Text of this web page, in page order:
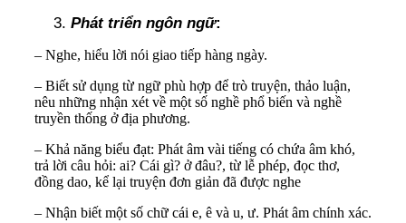
Phát triển ngôn ngữ:
– Nghe, hiểu lời nói giao tiếp hàng ngày.
– Biết sử dụng từ ngữ phù hợp để trò truyện, thảo luận,
nêu những nhận xét về một số nghề phổ biến và nghề
truyền thống ở địa phương.
– Khả năng biểu đạt: Phát âm vài tiếng có chứa âm khó,
trả lời câu hỏi: ai? Cái gì? ở đâu?, từ lễ phép, đọc thơ,
đồng dao, kể lại truyện đơn giản đã được nghe
– Nhận biết một số chữ cái e, ê và u, ư. Phát âm chính xác.